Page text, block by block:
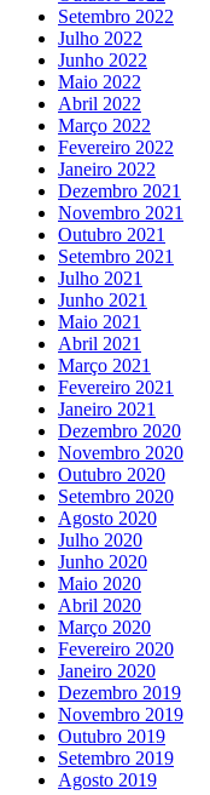
Setembro 2022
Julho 2022
Junho 2022
Maio 2022
Abril 2022
Março 2022
Fevereiro 2022
Janeiro 2022
Dezembro 2021
Novembro 2021
Outubro 2021
Setembro 2021
Julho 2021
Junho 2021
Maio 2021
Abril 2021
Março 2021
Fevereiro 2021
Janeiro 2021
Dezembro 2020
Novembro 2020
Outubro 2020
Setembro 2020
Agosto 2020
Julho 2020
Junho 2020
Maio 2020
Abril 2020
Março 2020
Fevereiro 2020
Janeiro 2020
Dezembro 2019
Novembro 2019
Outubro 2019
Setembro 2019
Agosto 2019